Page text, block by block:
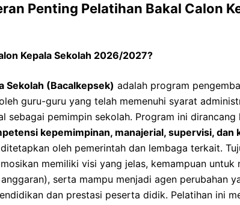
Penting Pelatihan Bakal Calon
Kepala Sekolah 2026/2027?
Sekolah (Bacalkepsek) adalah program
guru-guru yang telah memenuhi syarat
sebagai pemimpin sekolah. Program ini dirancang
kepemimpinan, manajerial, supervisi, dan
oleh pemerintah dan lembaga terkait.
memiliki visi yang jelas, kemampuan untuk
serta mampu menjadi agen perubahan
dan prestasi peserta didik. Pelatihan ini